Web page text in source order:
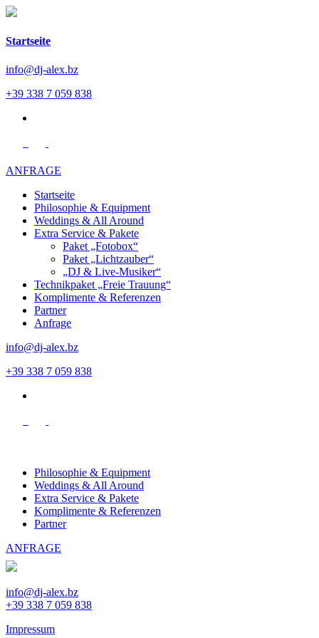
Startseite
info@dj-alex.bz
+39 338 7 059 838
ANFRAGE
Startseite
Philosophie & Equipment
Weddings & All Around
Extra Service & Pakete
Paket „Fotobox“
Paket „Lichtzauber“
„DJ & Live-Musiker“
Technikpaket „Freie Trauung“
Komplimente & Referenzen
Partner
Anfrage
info@dj-alex.bz
+39 338 7 059 838
Philosophie & Equipment
Weddings & All Around
Extra Service & Pakete
Komplimente & Referenzen
Partner
ANFRAGE
info@dj-alex.bz
+39 338 7 059 838
Impressum